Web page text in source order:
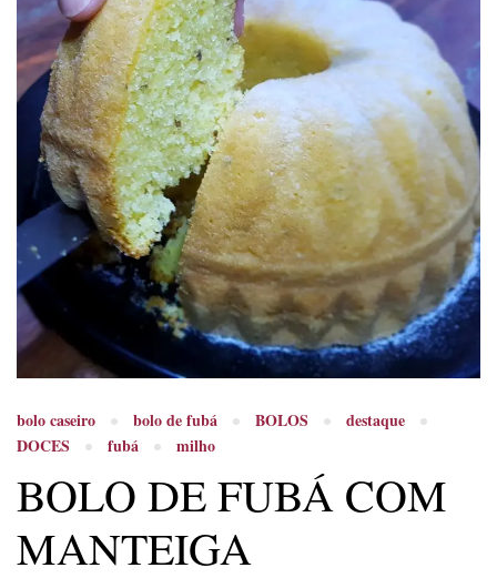
bolo caseiro bolo de fubá BOLOS
destaque
DOCES
fubá milho
BOLO DE FUBÁ COM
MANTEIGA